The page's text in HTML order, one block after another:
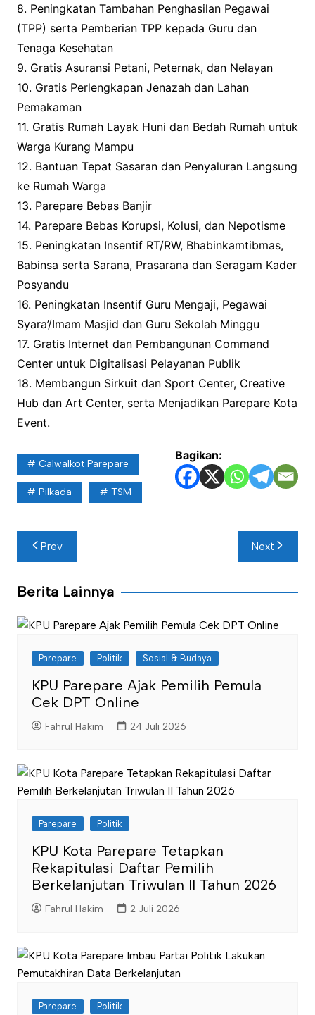
8. Peningkatan Tambahan Penghasilan Pegawai
(TPP) serta Pemberian TPP kepada Guru dan
Tenaga Kesehatan
9. Gratis Asuransi Petani, Peternak, dan Nelayan
10. Gratis Perlengkapan Jenazah dan Lahan
Pemakaman
11. Gratis Rumah Layak Huni dan Bedah Rumah untuk
Warga Kurang Mampu
12. Bantuan Tepat Sasaran dan Penyaluran Langsung
ke Rumah Warga
13. Parepare Bebas Banjir
14. Parepare Bebas Korupsi, Kolusi, dan Nepotisme
15. Peningkatan Insentif RT/RW, Bhabinkamtibmas,
Babinsa serta Sarana, Prasarana dan Seragam Kader
Posyandu
16. Peningkatan Insentif Guru Mengaji, Pegawai
Syara’/Imam Masjid dan Guru Sekolah Minggu
17. Gratis Internet dan Pembangunan Command
Center untuk Digitalisasi Pelayanan Publik
18. Membangun Sirkuit dan Sport Center, Creative
Hub dan Art Center, serta Menjadikan Parepare Kota
Event.
Bagikan:
Calwalkot Parepare
Pilkada TSM
Navigasi
pos
Prev Next
Berita Lainnya
Parepare Politik Sosial & Budaya
KPU Parepare Ajak Pemilih Pemula
Cek DPT Online
Fahrul Hakim 24 Juli 2026
Parepare Politik
KPU Kota Parepare Tetapkan
Rekapitulasi Daftar Pemilih
Berkelanjutan Triwulan II Tahun 2026
Fahrul Hakim 2 Juli 2026
Parepare Politik